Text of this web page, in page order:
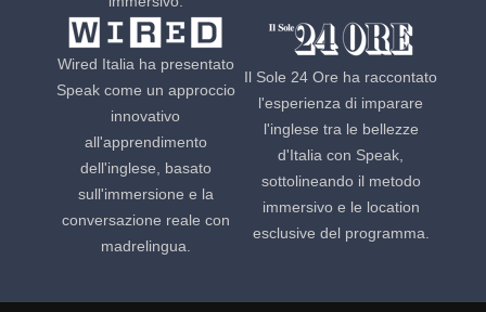
Wired Italia ha presentato
Speak come un approccio
innovativo
all'apprendimento
dell'inglese, basato
sull'immersione e la
conversazione reale con
madrelingua.
Il Sole 24 Ore ha raccontato
l'esperienza di imparare
l'inglese tra le bellezze
d'Italia con Speak,
sottolineando il metodo
immersivo e le location
esclusive del programma.